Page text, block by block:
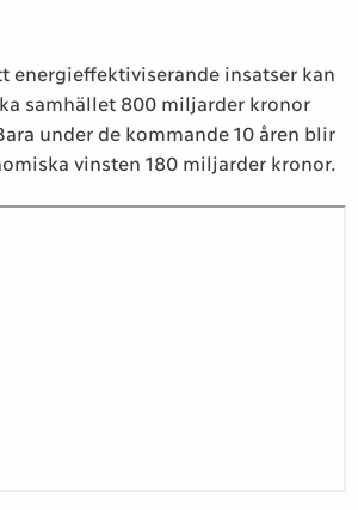
energieffektiviserande insatser kan
samhället 800 miljarder kronor
under de kommande 10 åren blir
vinsten 180 miljarder kronor.